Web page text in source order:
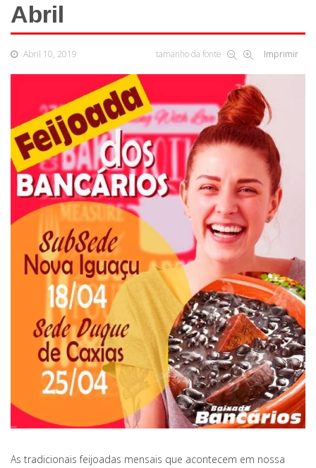
Abril
Abril 10, 2019 tamanho da fonte Imprimir
As tradicionais feijoadas mensais que acontecem em nossa